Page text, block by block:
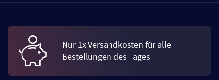
Nur 1x Versandkosten für alle
Bestellungen des Tages